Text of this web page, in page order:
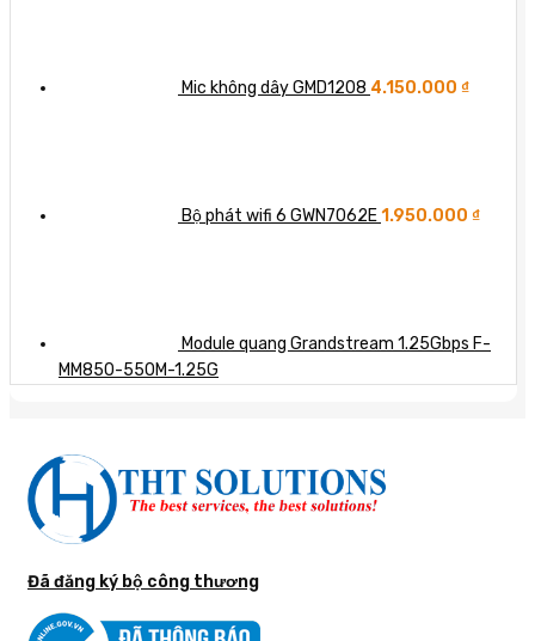
Mic không dây GMD1208 4.150.000 ₫
Bộ phát wifi 6 GWN7062E1.950.000 ₫
Module quang Grandstream 1.25Gbps F-
MM850-550M-1.25G
Đã đăng ký bộ công thương